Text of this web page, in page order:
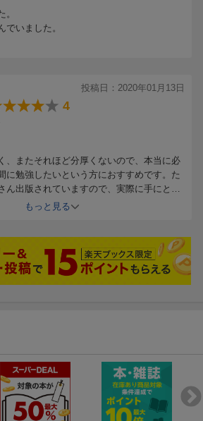
でいました。
投稿日：2020年01月13日
4
、またそれほど分厚くないので、本当に必
に勉強したいという方におすすめです。た
ん出版されていますので、実際に手にとっ
めします。
もっと見る